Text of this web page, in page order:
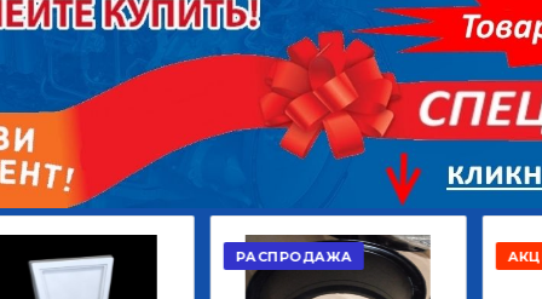
ДИСК СЦЕПЛЕНИЯ
ВЕДОМЫЙ КЛАССИК
2 422,40
В КОРЗИНУ
КРУГ ПОВОРОТНЫЙ
10*12ОТВ., Д.102*86
Г.КАЗАНЬ
29 668,20 Р
В КОРЗИНУ
РАСПРОДАЖА АКЦИЯ